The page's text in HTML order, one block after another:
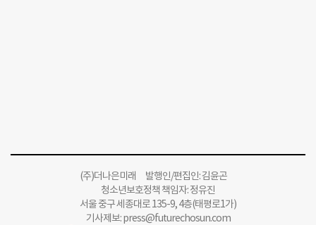
(주)더나은미래 발행인/편집인: 김윤곤
청소년보호정책 책임자: 정유진
서울 중구 세종대로 135-9, 4층(태평로1가)
기사제보:press@futurechosun.com